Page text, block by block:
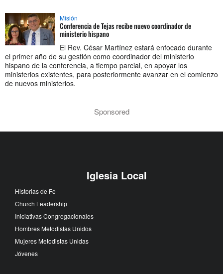
Misión
Conferencia de Tejas recibe nuevo coordinador de
ministerio hispano
El Rev. César Martínez estará enfocado durante
el primer año de su gestión como coordinador del ministerio
hispano de la conferencia, a tiempo parcial, en apoyar los
ministerios existentes, para posteriormente avanzar en el comienzo
de nuevos ministerios.
Sponsored
Iglesia Local
Historias de Fe
Church Leadership
Iniciativas Congregacionales
Hombres Metodistas Unidos
Mujeres Metodistas Unidas
Jóvenes